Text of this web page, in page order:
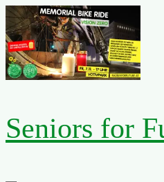
Zum
Inhalt
springen
Seniors for